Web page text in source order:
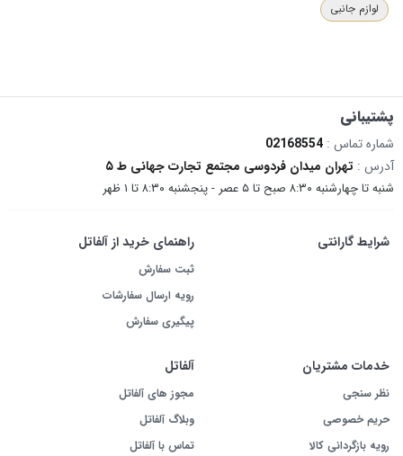
لوازم جانبی
پشتیبانی
شماره تماس : 02168554
آدرس : تهران میدان فردوسی مجتمع تجارت جهانی ط ۵
شنبه تا چهارشنبه ۸:۳۰ صبح تا ۵ عصر - پنجشنبه ۸:۳۰ تا ۱ ظهر
شرایط گارانتی راهنمای خرید از آلفاتل
ثبت سفارش
رویه ارسال سفارشات
پیگیری سفارش
خدمات مشتریان
نظر سنجی
حریم خصوصی
رویه بازگردانی کالا
آلفاتل
مجوز های آلفاتل
وبلاگ آلفاتل
تماس با آلفاتل